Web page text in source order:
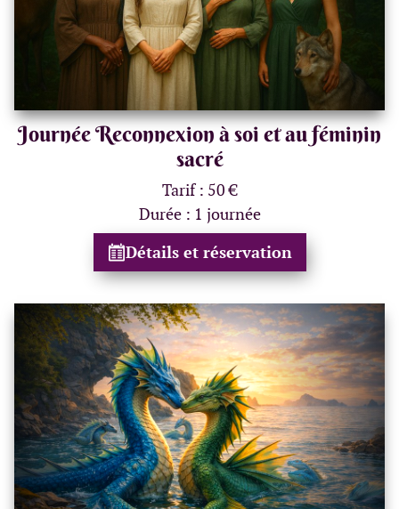
Journée Reconnexion à soi et au féminin
sacré
Tarif : 50 €
Durée : 1 journée
Détails et réservation